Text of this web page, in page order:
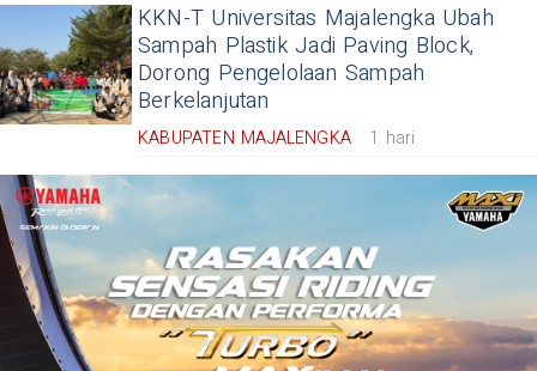
KKN-T Universitas Majalengka Ubah
Sampah Plastik Jadi Paving Block,
Dorong Pengelolaan Sampah
Berkelanjutan
KABUPATEN MAJALENGKA 1 hari